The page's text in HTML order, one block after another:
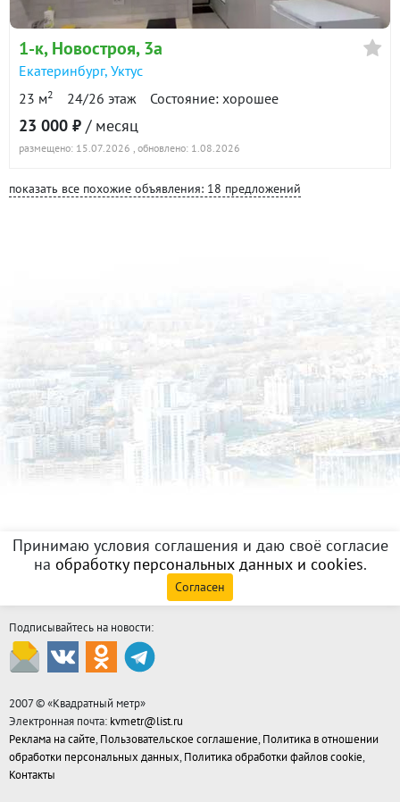
1-к, Новостроя, 3а
Екатеринбург, Уктус
23 м2 24/26 этаж Состояние: хорошее
23 000 ₽ / месяц
размещено: 15.07.2026 , обновлено: 1.08.2026
показать все похожие объявления: 18 предложений
Принимаю условия соглашения и даю своё согласие
на обработку персональных данных и cookies.
Согласен
Подписывайтесь на новости:
2007 © «Квадратный метр»
Электронная почта: kvmetr@list.ru
Реклама на сайте, Пользовательское соглашение, Политика в отношении
обработки персональных данных, Политика обработки файлов cookie,
Контакты